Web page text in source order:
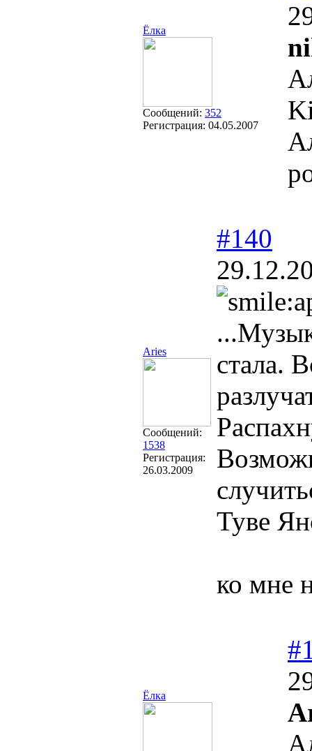
Ёлка
Сообщений: 352
Регистрация: 04.05.2007
Aries
Сообщений:
1538
Регистрация:
26.03.2009
#140
стала.
Туве
ко мне
Ёлка